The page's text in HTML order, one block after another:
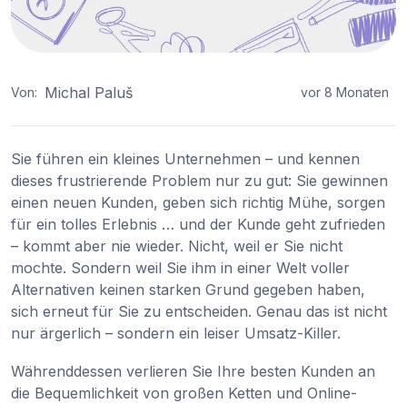
Von: Michal Paluš vor 8 Monaten
Sie führen ein kleines Unternehmen – und kennen
dieses frustrierende Problem nur zu gut: Sie gewinnen
einen neuen Kunden, geben sich richtig Mühe, sorgen
für ein tolles Erlebnis … und der Kunde geht zufrieden
– kommt aber nie wieder. Nicht, weil er Sie nicht
mochte. Sondern weil Sie ihm in einer Welt voller
Alternativen keinen starken Grund gegeben haben,
sich erneut für Sie zu entscheiden. Genau das ist nicht
nur ärgerlich – sondern ein leiser Umsatz-Killer.
Währenddessen verlieren Sie Ihre besten Kunden an
die Bequemlichkeit von großen Ketten und Online-